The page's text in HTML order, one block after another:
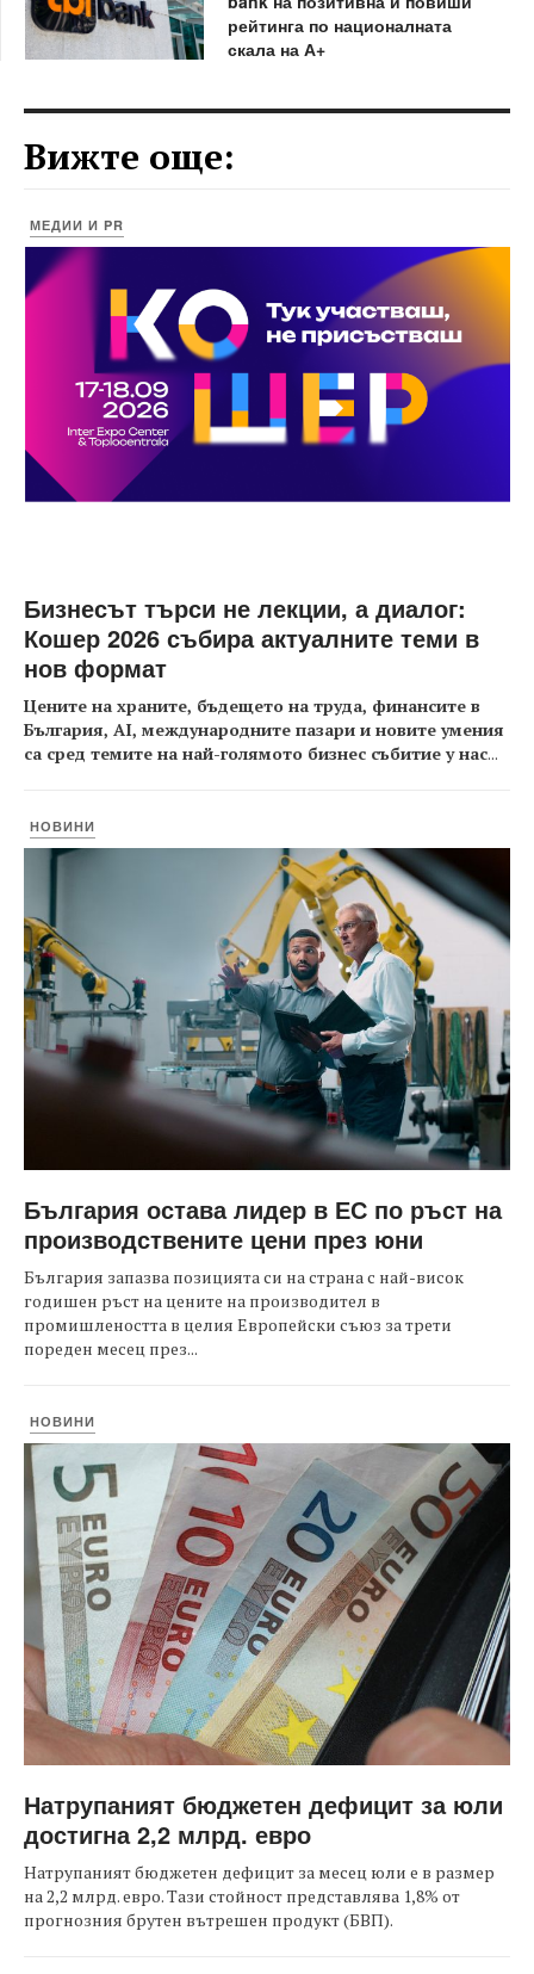
рейтинга по националната
скала на А+
Вижте още:
МЕДИИ И PR
Бизнесът търси не лекции, а диалог:
Кошер 2026 събира актуалните теми в
нов формат
Цените на храните, бъдещето на труда, финансите в
България, AI, международните пазари и новите умения
са сред темите на най-голямото бизнес събитие у нас...
НОВИНИ
България остава лидер в ЕС по ръст на
производствените цени през юни
България запазва позицията си на страна с най-висок
годишен ръст на цените на производител в
промишлеността в целия Европейски съюз за трети
пореден месец през...
НОВИНИ
Натрупаният бюджетен дефицит за юли
достигна 2,2 млрд. евро
Натрупаният бюджетен дефицит за месец юли е в размер
на 2,2 млрд. евро. Тази стойност представлява 1,8% от
прогнозния брутен вътрешен продукт (БВП).